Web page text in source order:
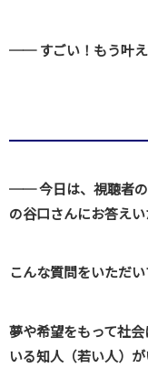
── すごい！もう叶え
── 今日は、視聴者の
の谷口さんにお答え
こんな質問をいただい
夢や希望をもって社
いる知人（若い人）